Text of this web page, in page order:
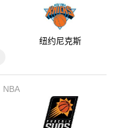
纽约尼克斯
NBA